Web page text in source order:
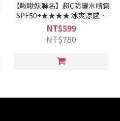
【啾啾妹聯名】超C防曬水噴霧
SPF50+★★★★ 冰爽涼感型
50ml兩入組
NT$599
NT$780